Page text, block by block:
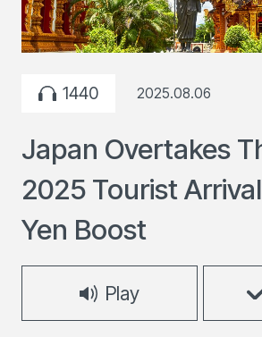
1440 2025.08.06
Japan Overtakes
2025 Tourist
Yen Boost
Play